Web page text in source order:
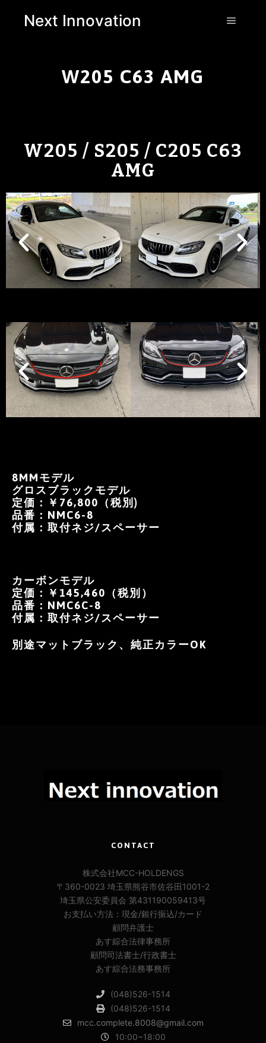
Next Innovation
W205 C63 AMG
W205 / S205 / C205 C63
AMG
8MMモデル
グロスブラックモデル
定価：￥76,800（税別)
品番：NMC6-8
付属：取付ネジ/スペーサー
カーボンモデル
定価：￥145,460（税別）
品番：NMC6C-8
付属：取付ネジ/スペーサー
別途マットブラック、純正カラーOK
CONTACT
株式会社MCC-HOLDENGS
〒360-0023 埼玉県熊谷市佐谷田1001-2
埼玉県公安委員会 第431190059413号
お支払い方法：現金/銀行振込/カード
顧問弁護士
あす綜合法律事務所
顧問司法書士/行政書士
あす綜合法務事務所
(048)526-1514
(048)526-1514
mcc.complete.8008@gmail.com
10:00~18:00